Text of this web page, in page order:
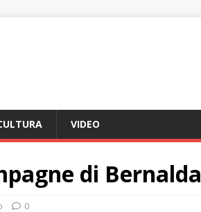
VIDEO
di Bernalda
0